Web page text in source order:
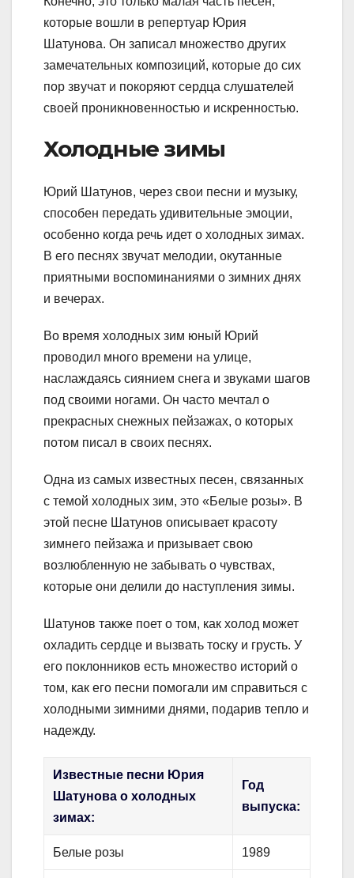
которые вошли в репертуар Юрия
Шатунова. Он записал множество других
замечательных композиций, которые до сих
пор звучат и покоряют сердца слушателей
своей проникновенностью и искренностью.
Холодные зимы
Юрий Шатунов, через свои песни и музыку,
способен передать удивительные эмоции,
особенно когда речь идет о холодных зимах.
В его песнях звучат мелодии, окутанные
приятными воспоминаниями о зимних днях
и вечерах.
Во время холодных зим юный Юрий
проводил много времени на улице,
наслаждаясь сиянием снега и звуками шагов
под своими ногами. Он часто мечтал о
прекрасных снежных пейзажах, о которых
потом писал в своих песнях.
Одна из самых известных песен, связанных
с темой холодных зим, это «Белые розы». В
этой песне Шатунов описывает красоту
зимнего пейзажа и призывает свою
возлюбленную не забывать о чувствах,
которые они делили до наступления зимы.
Шатунов также поет о том, как холод может
охладить сердце и вызвать тоску и грусть. У
его поклонников есть множество историй о
том, как его песни помогали им справиться с
холодными зимними днями, подарив тепло и
надежду.
Известные песни Юрия
Шатунова о холодных
зимах:
Год
выпуска:
Белые розы 1989